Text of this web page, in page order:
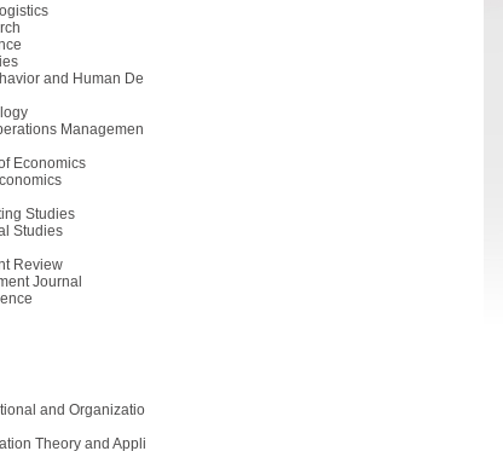
and Human De
Managemen
Economics
Studies
Studies
Review
Journal
and Organizatio
Theory and Appli